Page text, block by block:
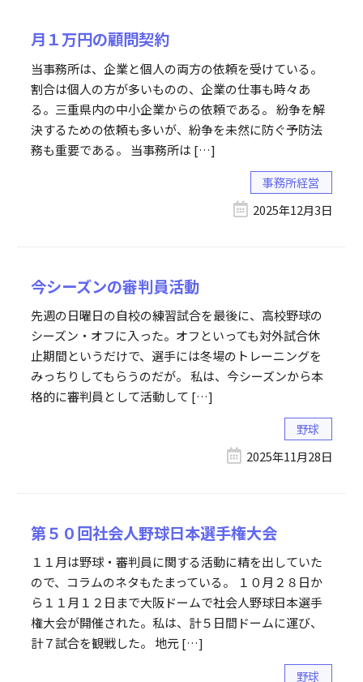
月１万円の顧問契約
当事務所は、企業と個人の両方の依頼を受けている。
割合は個人の方が多いものの、企業の仕事も時々あ
る。三重県内の中小企業からの依頼である。 紛争を解
決するための依頼も多いが、紛争を未然に防ぐ予防法
務も重要である。 当事務所は […]
事務所経営
2025年12月3日
今シーズンの審判員活動
先週の日曜日の自校の練習試合を最後に、高校野球の
シーズン・オフに入った。オフといっても対外試合休
止期間というだけで、選手には冬場のトレーニングを
みっちりしてもらうのだが。 私は、今シーズンから本
格的に審判員として活動して […]
野球
2025年11月28日
第５０回社会人野球日本選手権大会
１１月は野球・審判員に関する活動に精を出していた
ので、コラムのネタもたまっている。 １０月２８日か
ら１１月１２日まで大阪ドームで社会人野球日本選手
権大会が開催された。私は、計５日間ドームに運び、
計７試合を観戦した。 地元 […]
野球